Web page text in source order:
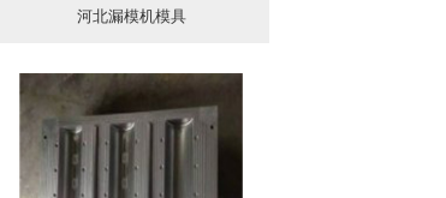
河北漏模机模具